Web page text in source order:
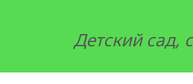
Детский сад,